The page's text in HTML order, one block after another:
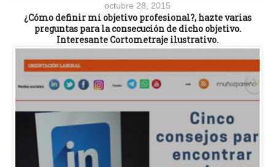
octubre 28, 2015
¿Cómo definir mi objetivo profesional?, hazte varias
preguntas para la consecución de dicho objetivo.
Interesante Cortometraje ilustrativo.